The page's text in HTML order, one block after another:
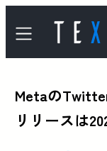
Metaの
リリースは